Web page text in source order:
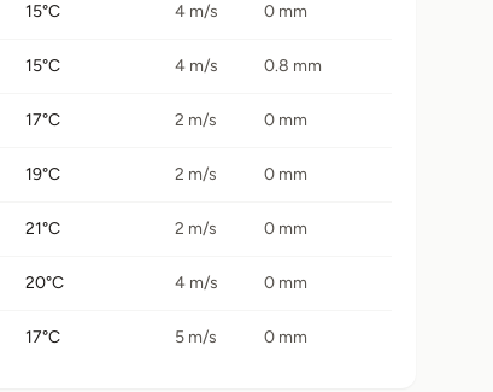
15°C 4 m/s 0 mm
15°C 4 m/s 0.8 mm
17°C 2 m/s 0 mm
19°C 2 m/s 0 mm
21°C 2 m/s 0 mm
20°C 4 m/s 0 mm
17°C 5 m/s 0 mm